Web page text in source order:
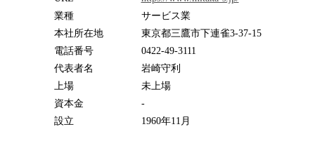
業種
サービス業
本社所在地
東京都三鷹市下連雀3-37-15
電話番号
0422-49-3111
代表者名
岩崎守利
上場
未上場
資本金
-
設立
1960年11月